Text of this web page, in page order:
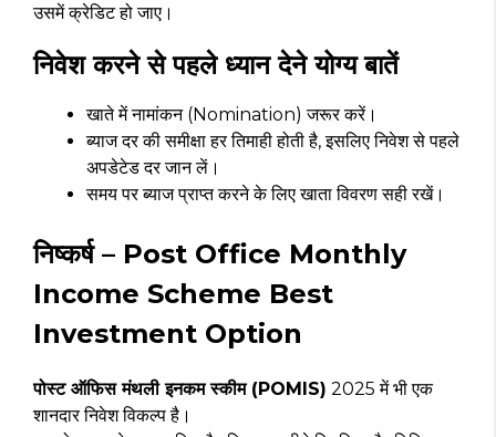
उसमें क्रेडिट हो जाए।
निवेश करने से पहले ध्यान देने योग्य बातें
खाते में नामांकन (Nomination) जरूर करें।
ब्याज दर की समीक्षा हर तिमाही होती है, इसलिए निवेश से पहले
अपडेटेड दर जान लें।
समय पर ब्याज प्राप्त करने के लिए खाता विवरण सही रखें।
निष्कर्ष – Post Office Monthly
Income Scheme Best
Investment Option
पोस्ट ऑफिस मंथली इनकम स्कीम (POMIS) 2025 में भी एक
शानदार निवेश विकल्प है।